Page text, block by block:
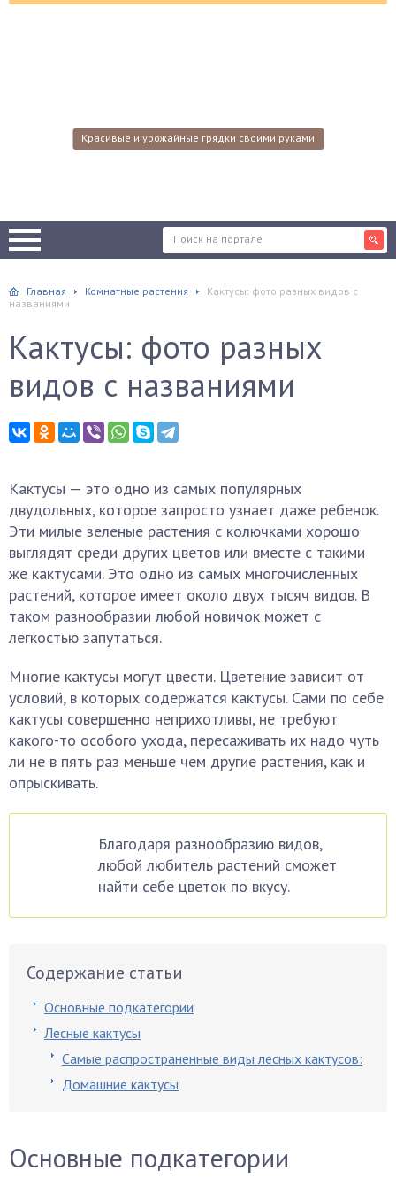
Красивые и урожайные грядки своими руками
Главная Комнатные растения
Кактусы: фото разных видов с
названиями
Кактусы: фото разных
видов с названиями
Кактусы — это одно из самых популярных
двудольных, которое запросто узнает даже ребенок.
Эти милые зеленые растения с колючками хорошо
выглядят среди других цветов или вместе с такими
же кактусами. Это одно из самых многочисленных
растений, которое имеет около двух тысяч видов. В
таком разнообразии любой новичок может с
легкостью запутаться.
Многие кактусы могут цвести. Цветение зависит от
условий, в которых содержатся кактусы. Сами по себе
кактусы совершенно неприхотливы, не требуют
какого-то особого ухода, пересаживать их надо чуть
ли не в пять раз меньше чем другие растения, как и
опрыскивать.
Благодаря разнообразию видов,
любой любитель растений сможет
найти себе цветок по вкусу.
Содержание статьи
Основные подкатегории
Лесные кактусы
Самые распространенные виды лесных кактусов:
Домашние кактусы
Основные подкатегории